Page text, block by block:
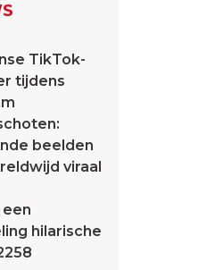
TikTok-
tijdens
beelden
viraal
hilarische